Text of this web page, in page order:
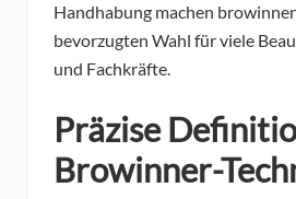
Handhabung machen
bevorzugten Wahl für viele
und Fachkräfte.
Präzise
Browinner-